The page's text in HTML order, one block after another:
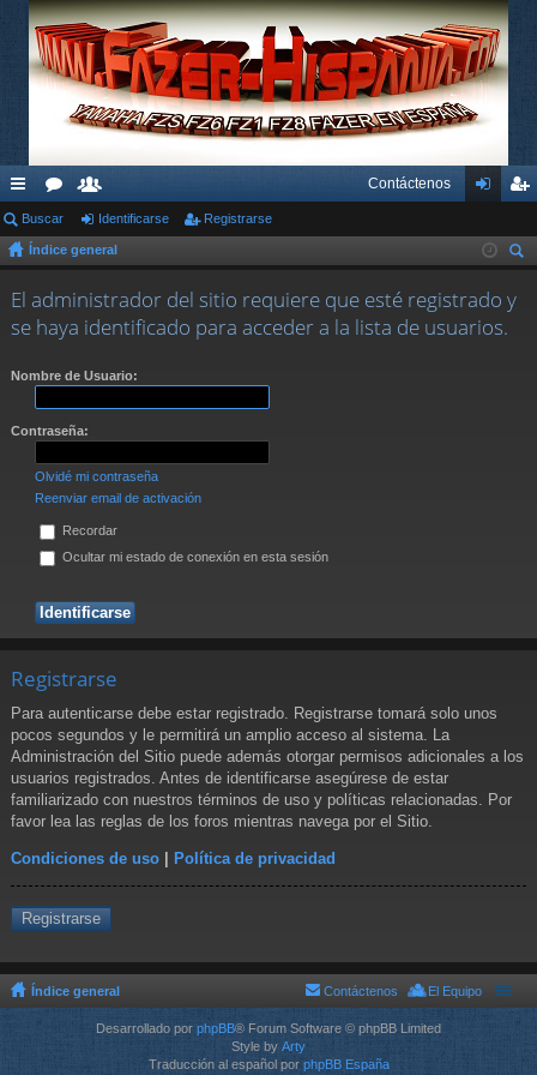
nl
ac
es
rá
s
or
os
su
ari
os
Contáctenos
nti
fic
ar
ist
Buscar Identificarse Registrarse
Índice general
car
El administrador del sitio requiere que esté registrado y
se haya identificado para acceder a la lista de usuarios.
Nombre de Usuario:
Contraseña:
Olvidé mi contraseña
Reenviar email de activación
Recordar
Ocultar mi estado de conexión en esta sesión
Registrarse
Para autenticarse debe estar registrado. Registrarse tomará solo unos
pocos segundos y le permitirá un amplio acceso al sistema. La
Administración del Sitio puede además otorgar permisos adicionales a los
usuarios registrados. Antes de identificarse asegúrese de estar
familiarizado con nuestros términos de uso y políticas relacionadas. Por
favor lea las reglas de los foros mientras navega por el Sitio.
Condiciones de uso | Política de privacidad
Registrarse
Índice general El Equipo
Contáctenos
Desarrollado por phpBB® Forum Software © phpBB Limited
Style by Arty
Traducción al español por phpBB España